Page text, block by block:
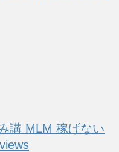
講 MLM 稼げない